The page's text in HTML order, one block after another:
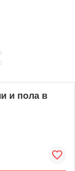
и пола в